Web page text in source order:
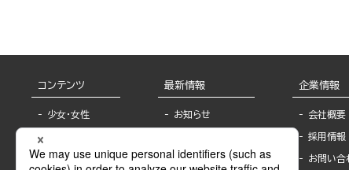
コンテンツ
少女・女性
BL
最新情報
お知らせ
報
企業情報
会社概要
採用情報
お問い合